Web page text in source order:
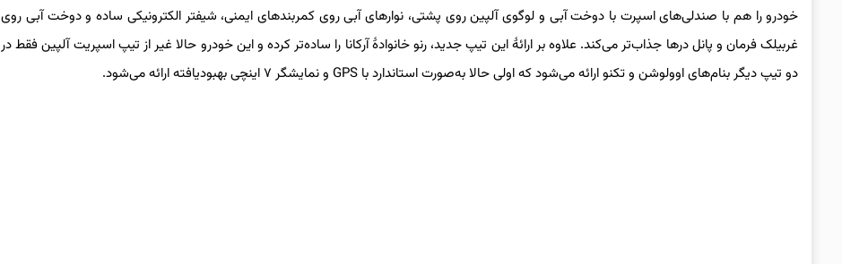
خودرو را هم با صندلی‌های اسپرت با دوخت آبی و لوگوی آلپین روی پشتی، نوارهای آبی روی کمربندهای ایمنی، شیفتر الکترونیکی ساده و دوخت آبی روی
غربیلک فرمان و پانل درها جذاب‌تر می‌کند. علاوه بر ارائهٔ این تیپ جدید، رنو خانوادهٔ آرکانا را ساده‌تر کرده و این خودرو حالا غیر از تیپ اسپریت آلپین فقط در
دو تیپ دیگر بنام‌های اوولوشن و تکنو ارائه می‌شود که اولی حالا به‌صورت استاندارد با GPS و نمایشگر ۷ اینچی بهبودیافته ارائه می‌شود.